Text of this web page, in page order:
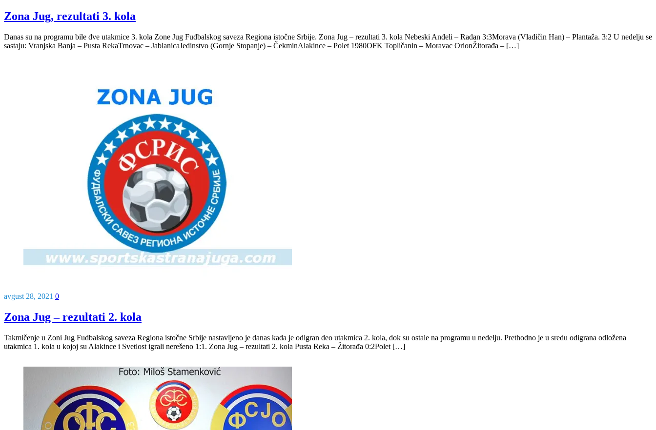
Zona Jug, rezultati 3. kola
Danas su na programu bile dve utakmice 3. kola Zone Jug Fudbalskog saveza Regiona istočne Srbije. Zona Jug – rezultati 3. kola Nebeski Anđeli – Radan 3:3Morava (Vladičin Han) – Plantaža. 3:2 U nedelju se
sastaju: Vranjska Banja – Pusta RekaTrnovac – JablanicaJedinstvo (Gornje Stopanje) – ČekminAlakince – Polet 1980OFK Topličanin – Moravac OrionŽitorađa – […]
avgust 28, 2021 0
Zona Jug – rezultati 2. kola
Takmičenje u Zoni Jug Fudbalskog saveza Regiona istočne Srbije nastavljeno je danas kada je odigran deo utakmica 2. kola, dok su ostale na programu u nedelju. Prethodno je u sredu odigrana odložena
utakmica 1. kola u kojoj su Alakince i Svetlost igrali nerešeno 1:1. Zona Jug – rezultati 2. kola Pusta Reka – Žitorađa 0:2Polet […]